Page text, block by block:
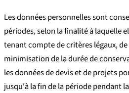
Les données personnelles sont
périodes, selon la finalité à laquelle
tenant compte de critères légaux,
minimisation de la durée de
les données de devis et de projets
jusqu'à la fin de la période pendant